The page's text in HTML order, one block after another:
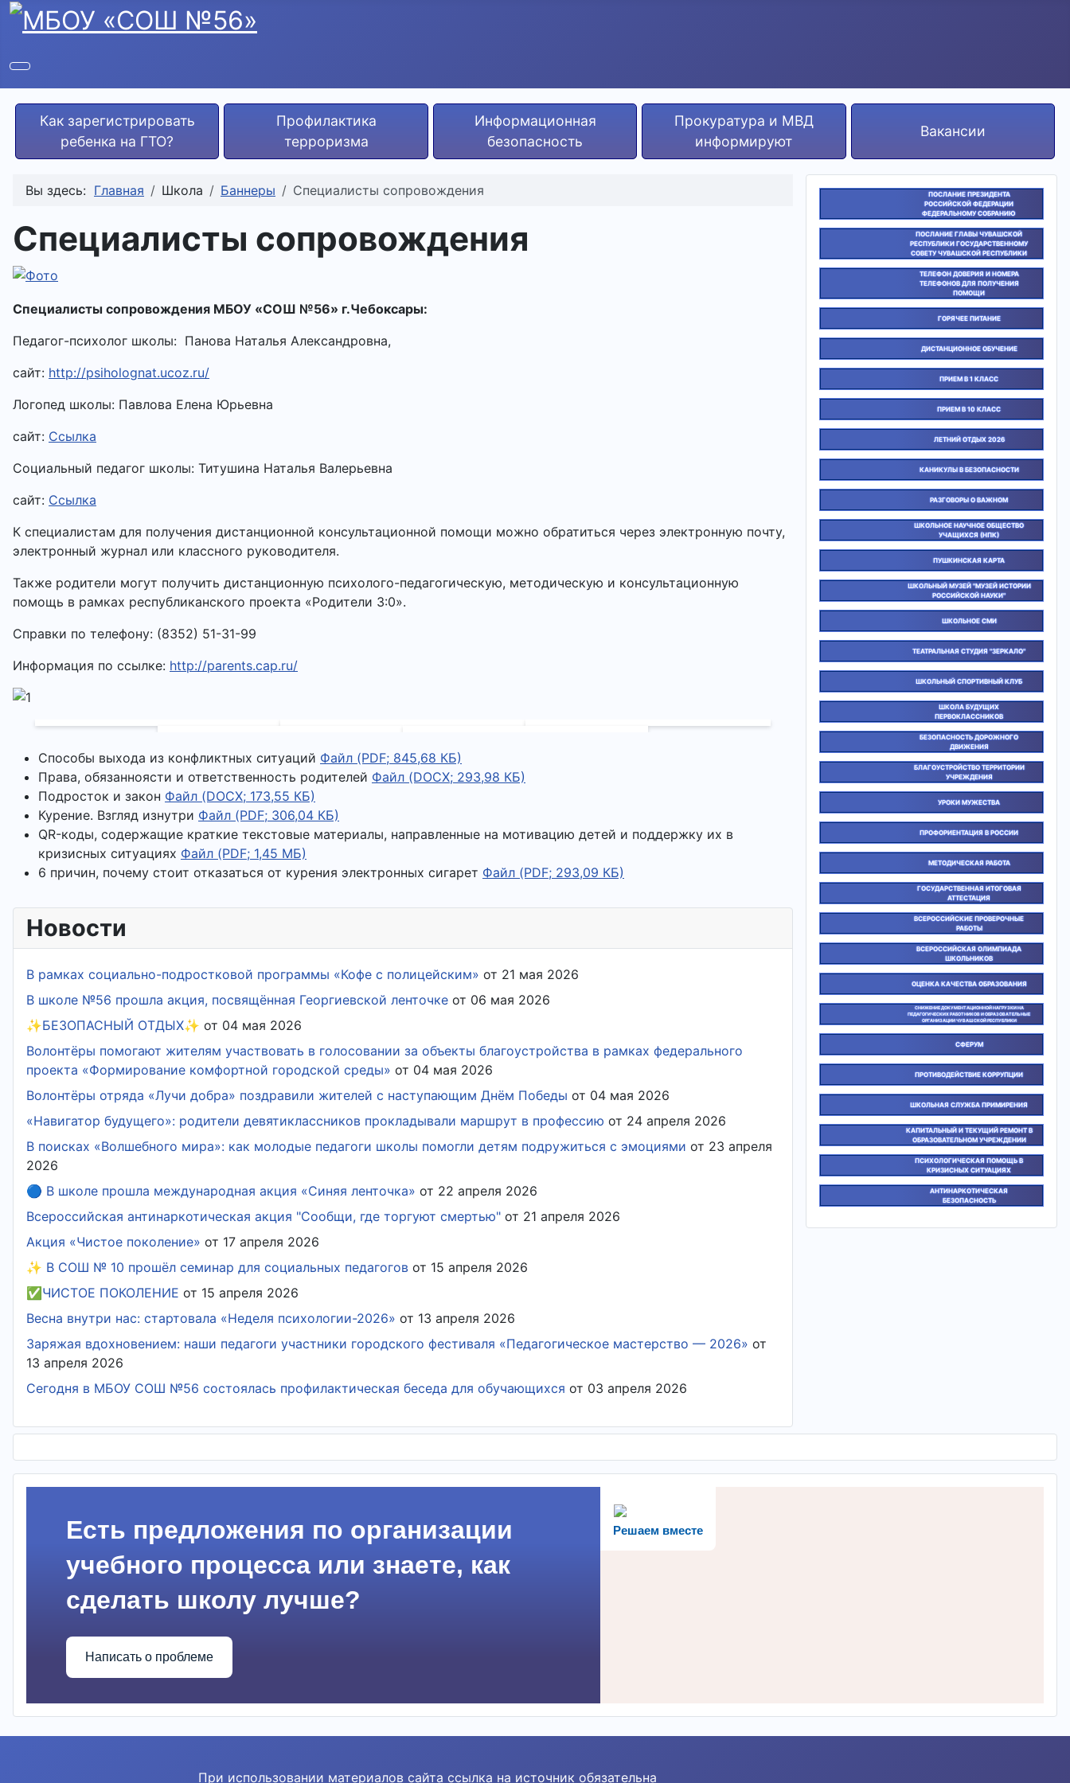
Как зарегистрировать
ребенка на ГТО?
Профилактика
терроризма
Информационная
безопасность
Прокуратура и МВД
информируют
Вакансии
Вы здесь: Главная Школа Баннеры Специалисты сопровождения
Специалисты сопровождения
Специалисты сопровождения МБОУ «СОШ №56» г.Чебоксары:
Педагог-психолог школы: Панова Наталья Александровна,
сайт: http://psiholognat.ucoz.ru/
Логопед школы: Павлова Елена Юрьевна
сайт: Ссылка
Социальный педагог школы: Титушина Наталья Валерьевна
сайт: Ссылка
К специалистам для получения дистанционной консультационной помощи можно обратиться через электронную почту,
электронный журнал или классного руководителя.
Также родители могут получить дистанционную психолого-педагогическую, методическую и консультационную
помощь в рамках республиканского проекта «Родители 3:0».
Справки по телефону: (8352) 51-31-99
Информация по ссылке: http://parents.cap.ru/
Способы выхода из конфликтных ситуаций Файл (PDF; 845,68 КБ)
Права, обязанноясти и ответственность родителей Файл (DOCX; 293,98 КБ)
Подросток и закон Файл (DOCX; 173,55 КБ)
Курение. Взгляд изнутри Файл (PDF; 306,04 КБ)
QR-коды, содержащие краткие текстовые материалы, направленные на мотивацию детей и поддержку их в
кризисных ситуациях Файл (PDF; 1,45 МБ)
6 причин, почему стоит отказаться от курения электронных сигарет Файл (PDF; 293,09 КБ)
Новости
В рамках социально-подростковой программы «Кофе с полицейским» от 21 мая 2026
В школе №56 прошла акция, посвящённая Георгиевской ленточке от 06 мая 2026
✨БЕЗОПАСНЫЙ ОТДЫХ✨ от 04 мая 2026
Волонтёры помогают жителям участвовать в голосовании за объекты благоустройства в рамках федерального
проекта «Формирование комфортной городской среды» от 04 мая 2026
Волонтёры отряда «Лучи добра» поздравили жителей с наступающим Днём Победы от 04 мая 2026
«Навигатор будущего»: родители девятиклассников прокладывали маршрут в профессию от 24 апреля 2026
В поисках «Волшебного мира»: как молодые педагоги школы помогли детям подружиться с эмоциями от 23 апреля
2026
🔵 В школе прошла международная акция «Синяя ленточка» от 22 апреля 2026
Всероссийская антинаркотическая акция "Сообщи, где торгуют смертью" от 21 апреля 2026
Акция «Чистое поколение» от 17 апреля 2026
✨ В СОШ № 10 прошёл семинар для социальных педагогов от 15 апреля 2026
✅️ЧИСТОЕ ПОКОЛЕНИЕ от 15 апреля 2026
Весна внутри нас: стартовала «Неделя психологии-2026» от 13 апреля 2026
Заряжая вдохновением: наши педагоги участники городского фестиваля «Педагогическое мастерство — 2026» от
13 апреля 2026
Сегодня в МБОУ СОШ №56 состоялась профилактическая беседа для обучающихся от 03 апреля 2026
ПОСЛАНИЕ ПРЕЗИДЕНТА
РОССИЙСКОЙ ФЕДЕРАЦИИ
ФЕДЕРАЛЬНОМУ СОБРАНИЮ
ПОСЛАНИЕ ГЛАВЫ ЧУВАШСКОЙ
РЕСПУБЛИКИ ГОСУДАРСТВЕННОМУ
СОВЕТУ ЧУВАШСКОЙ РЕСПУБЛИКИ
ТЕЛЕФОН ДОВЕРИЯ И НОМЕРА
ТЕЛЕФОНОВ ДЛЯ ПОЛУЧЕНИЯ
ПОМОЩИ
ГОРЯЧЕЕ ПИТАНИЕ
ДИСТАНЦИОННОЕ ОБУЧЕНИЕ
ПРИЕМ В 1 КЛАСС
ПРИЕМ В 10 КЛАСС
ЛЕТНИЙ ОТДЫХ 2026
КАНИКУЛЫ В БЕЗОПАСНОСТИ
РАЗГОВОРЫ О ВАЖНОМ
ШКОЛЬНОЕ НАУЧНОЕ ОБЩЕСТВО
УЧАЩИХСЯ (НПК)
ПУШКИНСКАЯ КАРТА
ШКОЛЬНЫЙ МУЗЕЙ "МУЗЕЙ ИСТОРИИ
РОССИЙСКОЙ НАУКИ"
ШКОЛЬНОЕ СМИ
ТЕАТРАЛЬНАЯ СТУДИЯ "ЗЕРКАЛО"
ШКОЛЬНЫЙ СПОРТИВНЫЙ КЛУБ
ШКОЛА БУДУЩИХ
ПЕРВОКЛАССНИКОВ
БЕЗОПАСНОСТЬ ДОРОЖНОГО
ДВИЖЕНИЯ
БЛАГОУСТРОЙСТВО ТЕРРИТОРИИ
УЧРЕЖДЕНИЯ
УРОКИ МУЖЕСТВА
ПРОФОРИЕНТАЦИЯ В РОССИИ
МЕТОДИЧЕСКАЯ РАБОТА
ГОСУДАРСТВЕННАЯ ИТОГОВАЯ
АТТЕСТАЦИЯ
ВСЕРОССИЙСКИЕ ПРОВЕРОЧНЫЕ
РАБОТЫ
ВСЕРОССИЙСКАЯ ОЛИМПИАДА
ШКОЛЬНИКОВ
ОЦЕНКА КАЧЕСТВА ОБРАЗОВАНИЯ
СНИЖЕНИЕ ДОКУМЕНТАЦИОННОЙ НАГРУЗКИ НА
ПЕДАГОГИЧЕСКИХ РАБОТНИКОВ И ОБРАЗОВАТЕЛЬНЫЕ
ОРГАНИЗАЦИИ ЧУВАШСКОЙ РЕСПУБЛИКИ
СФЕРУМ
ПРОТИВОДЕЙСТВИЕ КОРРУПЦИИ
ШКОЛЬНАЯ СЛУЖБА ПРИМИРЕНИЯ
КАПИТАЛЬНЫЙ И ТЕКУЩИЙ РЕМОНТ В
ОБРАЗОВАТЕЛЬНОМ УЧРЕЖДЕНИИ
ПСИХОЛОГИЧЕСКАЯ ПОМОЩЬ В
КРИЗИСНЫХ СИТУАЦИЯХ
АНТИНАРКОТИЧЕСКАЯ
БЕЗОПАСНОСТЬ
Решаем вместе
Есть предложения по организации
учебного процесса или знаете, как
сделать школу лучше?
Написать о проблеме
При использовании материалов сайта ссылка на источник обязательна